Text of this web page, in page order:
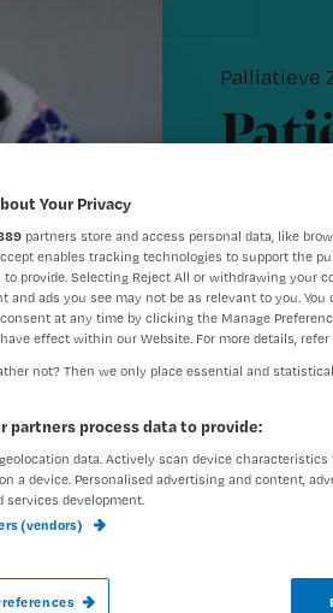
Palliatieve
Auteur:
Wil je dit
In zijn blog vertelt
besluit te stoppen met
Your Privacy
partners store and access personal data, like
enables tracking technologies to support the
to provide. Selecting Reject All or withdrawing your
and ads you see may not be as relevant to you.
at any time by clicking the Manage
effect within our Website. For more details, refer
not? Then we only place essential and
partners process data to provide:
data. Actively scan device
a device. Personalised advertising and content,
services development.
(vendors)